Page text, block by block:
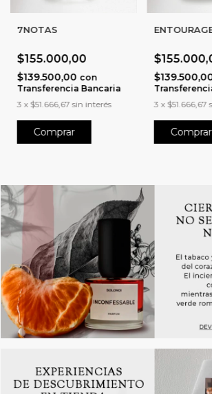
7NOTAS
$155.000,00
$139.500,00 con
Transferencia Bancaria
3 x $51.666,67 sin interés
Comprar
3 x$51.666,67
Comprar